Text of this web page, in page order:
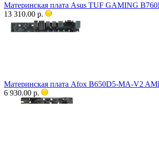
Материнская плата Asus TUF GAMING
13 310.00 р.
Материнская плата Afox B650D5-MA-V2
6 930.00 р.